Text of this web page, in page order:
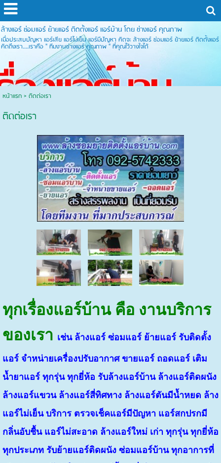
ล้างแอร์ ซ่อมแอร์ ย้ายแอร์ ติดตั้งแอร์ แอร์บ้าน โดย ช่างแอร์ คุณภาพ
เมื่อประสบปัญหา แอร์เสีย แอร์ไม่เย็น แอร์มีปัญหา คิดจะ ล้างแอร์ ซ่อมแอร์ ย้ายแอร์ ติดตั้งแอร์
คิดถึงเรา....เราคือ " ทีมงานช่างแอร์ คุณภาพ " ที่คุณไว้วางใจได้
หน้าแรก> ติดต่อเรา
ติดต่อเรา
ทุกเรื่องแอร์บ้าน คือ งานบริการ
ของเรา เช่น ล้างแอร์ ซ่อมแอร์ ย้ายแอร์ รับติดตั้ง
แอร์ จำหน่ายเครื่องปรับอากาศ ขายแอร์ ถอดแอร์ เติม
น้ำยาแอร์ ทุกรุ่น ทุกยี่ห้อ รับล้างแอร์บ้าน ล้างแอร์ติดผนัง
ล้างแอร์แขวน ล้างแอร์สี่ทิศทาง ล้างแอร์ตันมีน้ำหยด ล้าง
แอร์ไม่เย็น บริการ ตรวจเช็คแอร์มีปัญหา แอร์สกปรกมี
กลิ่นอับชื้น แอร์ไม่สะอาด ล้างแอร์ใหม่ เก่า ทุกรุ่น ทุกยี่ห้อ
ทุกประเภท รับย้ายแอร์ติดผนัง ซ่อมแอร์บ้าน ทุกอาการที่